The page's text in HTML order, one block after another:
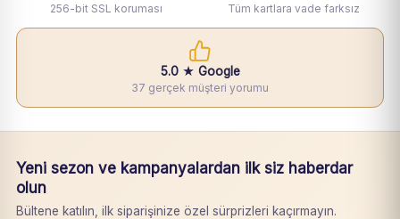
256-bit SSL koruması Tüm kartlara vade farksız
5.0 ★ Google
37 gerçek müşteri yorumu
Yeni sezon ve kampanyalardan ilk siz haberdar
olun
Bültene katılın, ilk siparişinize özel sürprizleri kaçırmayın.